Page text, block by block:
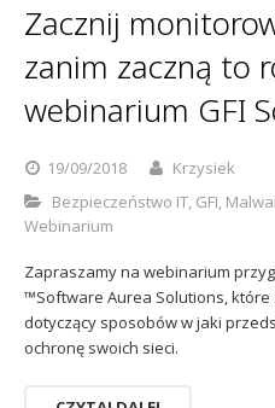
Zacznij
zanim zaczną to
webinarium GFI
19/09/2018
Krzysiek
Bezpieczeństwo IT, GFI,
Webinarium
Zapraszamy na webinarium
™Software Aurea Solutions,
dotyczący sposobów w jaki
ochronę swoich sieci.